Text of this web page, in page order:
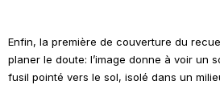
Enfin, la première de couverture du
planer le doute: l’image donne à voir un
fusil pointé vers le sol, isolé dans un